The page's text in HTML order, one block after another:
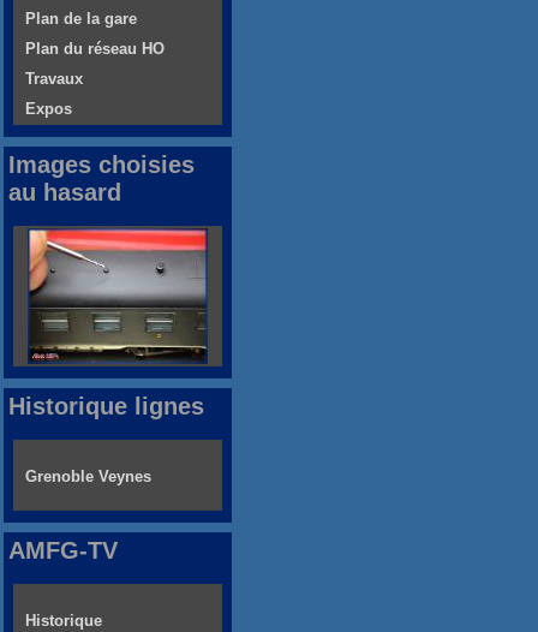
Plan de la gare
Plan du réseau HO
Travaux
Expos
Images choisies
au hasard
Historique lignes
Grenoble Veynes
AMFG-TV
Historique